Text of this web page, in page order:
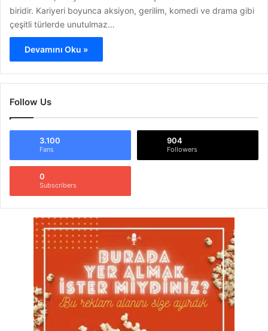
biridir. Kariyeri boyunca aksiyon, gerilim, komedi ve drama gibi
çeşitli türlerde unutulmaz…
Devamını Oku »
Follow Us
3.100
Fans
904
Followers
0
Subscribers